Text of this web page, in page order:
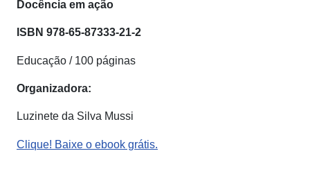
Docência em ação
ISBN 978-65-87333-21-2
Educação / 100 páginas
Organizadora:
Luzinete da Silva Mussi
Clique! Baixe o ebook grátis.